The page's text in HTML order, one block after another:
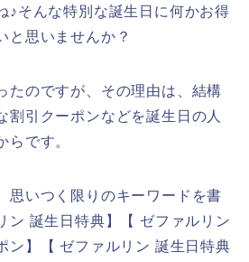
♪そんな特別な誕生日に何かお得
と思いませんか？
たのですが、その理由は、結構
割引クーポンなどを誕生日の人
らです。
思いつく限りのキーワードを書
ン 誕生日特典】【 ゼファルリン
ン】【 ゼファルリン 誕生日特典